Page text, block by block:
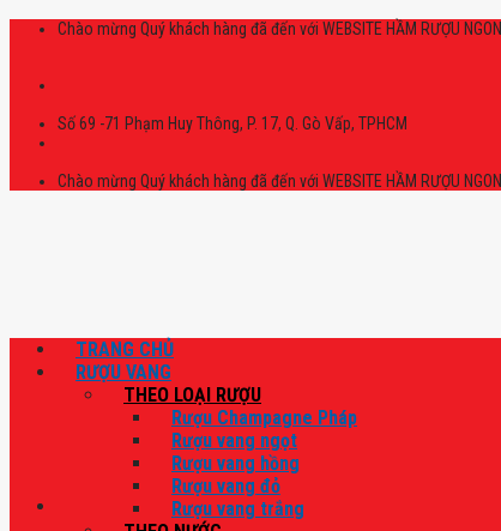
Skip
Chào mừng Quý khách hàng đã đến với WEBSITE HẦM RƯỢU NGON
Số 69 -71 Phạm Huy Thông, P. 17, Q. Gò Vấp, TPHCM
Chào mừng Quý khách hàng đã đến với WEBSITE HẦM RƯỢU NGON
TRANG CHỦ
RƯỢU VANG
THEO LOẠI RƯỢU
Rượu Champagne Pháp
Rượu vang ngọt
Rượu vang hồng
Rượu vang đỏ
Rượu vang trắng